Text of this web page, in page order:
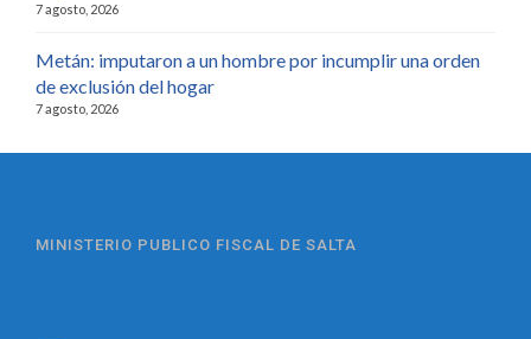
7 agosto, 2026
Metán: imputaron a un hombre por incumplir una orden
de exclusión del hogar
7 agosto, 2026
MINISTERIO PUBLICO FISCAL DE SALTA